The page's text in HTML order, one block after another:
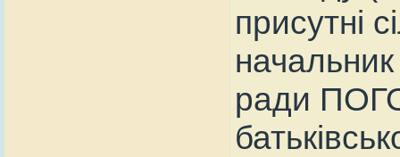
присутні
начальник
ради